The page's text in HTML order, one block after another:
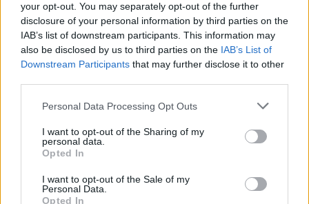
your opt-out. You may separately opt-out of the further
disclosure of your personal information by third parties on the
IAB’s list of downstream participants. This information may
also be disclosed by us to third parties on the IAB’s List of
Downstream Participants that may further disclose it to other
Personal Data Processing Opt Outs
I want to opt-out of the Sharing of my
personal data.
Opted In
I want to opt-out of the Sale of my
Personal Data.
Opted In
LIFESTYLE 30.04.2026 14:15
PARAPOLITIKA NEWSROOM
Κωνσταντίνος Βασάλος: "Τα social
πληρώνουν καλύτερα από την
τηλεόραση - Δεν αφήνω τη Σίσσυ"
(Βίντεο)
Εγγραφή στο newsletter
Αποδέχομαι τους
και την πολιτική απορρήτου